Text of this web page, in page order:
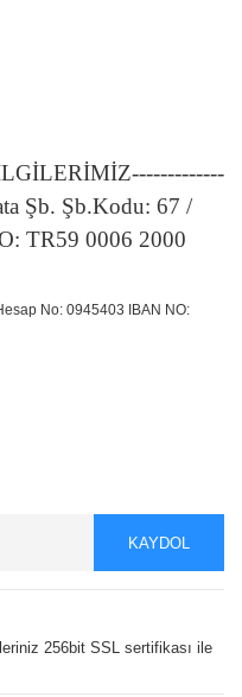
Şb. Şb.Kodu: 67 /
TR59 0006 2000
No: 0945403 IBAN NO:
KAYDOL
256bit SSL sertifikası ile